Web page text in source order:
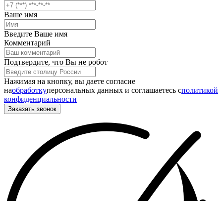
Ваше имя
Введите Ваше имя
Комментарий
Подтвердите, что Вы не робот
Нажимая на кнопку, вы даете согласие
наобработкуперсональных данных и соглашаетесь cполитикой
конфиденциальности
Заказать звонок